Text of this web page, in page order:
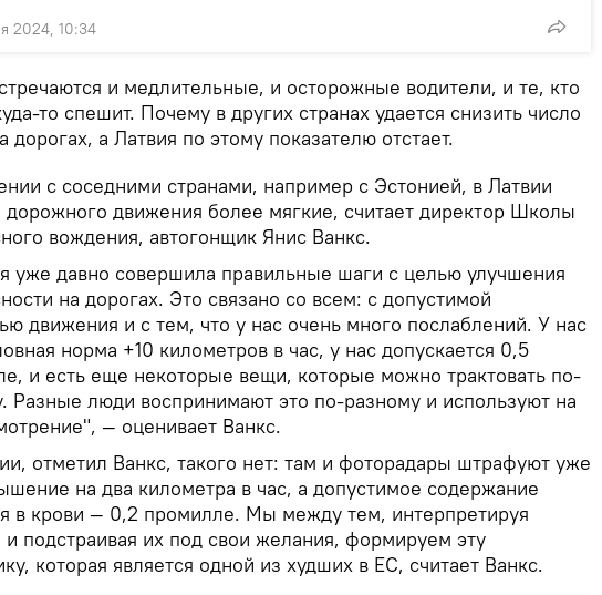
2024, 10:34
и медлительные, и осторожные водители, и те, кто
то спешит. Почему в других странах удается снизить число
дорогах, а Латвия по этому показателю отстает.
с соседними странами, например с Эстонией, в Латвии
дорожного движения более мягкие, считает директор Школы
вождения, автогонщик Янис Ванкс.
уже давно совершила правильные шаги с целью улучшения
на дорогах. Это связано со всем: с допустимой
движения и с тем, что у нас очень много послаблений. У нас
норма +10 километров в час, у нас допускается 0,5
и есть еще некоторые вещи, которые можно трактовать по-
Разные люди воспринимают это по-разному и используют на
— оценивает Ванкс.
отметил Ванкс, такого нет: там и фоторадары штрафуют уже
на два километра в час, а допустимое содержание
в крови — 0,2 промилле. Мы между тем, интерпретируя
и подстраивая их под свои желания, формируем эту
которая является одной из худших в ЕС, считает Ванкс.